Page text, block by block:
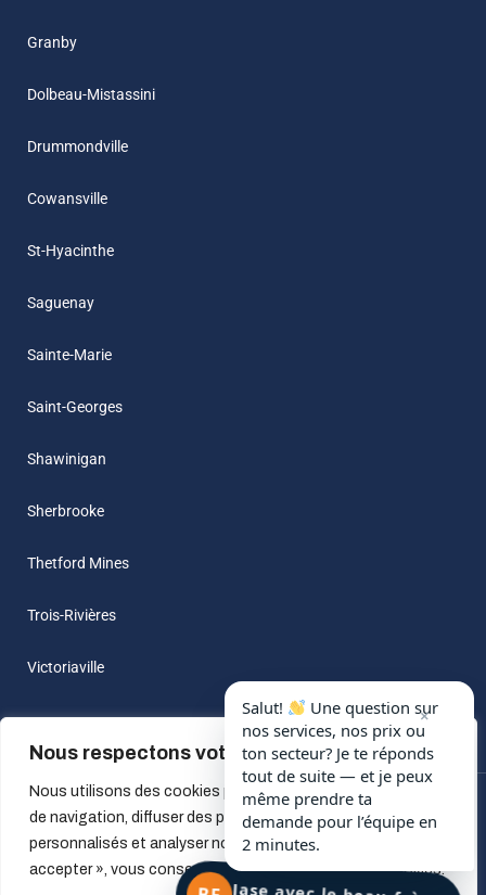
Nous respectons votre vie privée.
Nous utilisons des cookies pour améliorer votre expérience
de navigation, diffuser des publicités ou des contenus
personnalisés et analyser notre trafic. En cliquant sur « Tout
accepter », vous consentez à notre utilisation des cookies.
Granby
Dolbeau-Mistassini
Drummondville
Cowansville
St-Hyacinthe
Saguenay
Sainte-Marie
Saint-Georges
Shawinigan
Sherbrooke
Thetford Mines
Trois-Rivières
Victoriaville
© 2022 All Rights Reserved by Beau-Frere A Louer
| Design by
makhjan
×
Salut!
Une question sur
nos services, nos prix ou
ton secteur? Je te réponds
tout de suite — et je peux
même prendre ta
demande pour l’équipe en
2 minutes.